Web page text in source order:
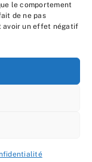
le comportement
de ne pas
avoir un effet négatif